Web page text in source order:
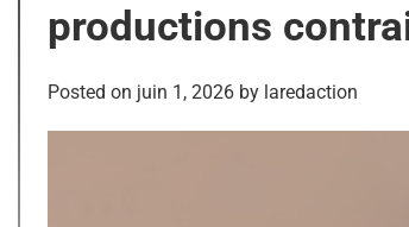
productions
Posted on juin 1, 2026 by laredaction